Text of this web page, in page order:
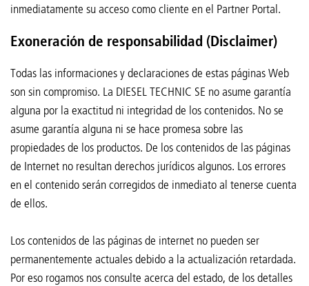
inmediatamente su acceso como cliente en el Partner Portal.
Exoneración de responsabilidad (Disclaimer)
Todas las informaciones y declaraciones de estas páginas Web
son sin compromiso. La DIESEL TECHNIC SE no asume garantía
alguna por la exactitud ni integridad de los contenidos. No se
asume garantía alguna ni se hace promesa sobre las
propiedades de los productos. De los contenidos de las páginas
de Internet no resultan derechos jurídicos algunos. Los errores
en el contenido serán corregidos de inmediato al tenerse cuenta
de ellos.
Los contenidos de las páginas de internet no pueden ser
permanentemente actuales debido a la actualización retardada.
Por eso rogamos nos consulte acerca del estado, de los detalles